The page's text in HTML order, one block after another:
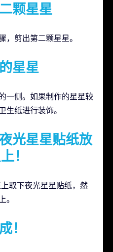
颗星星
，剪出第二颗星星。
星星
一侧。如果制作的星星较
生纸进行装饰。
光星星贴纸放
！
取下夜光星星贴纸，然
。
！